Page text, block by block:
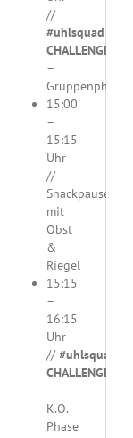
//
#uhlsquad
CHALLENGE
–
Gruppenphase
15:00
–
15:15
Uhr
//
Snackpause
mit
Obst
&
Riegel
15:15
–
16:15
Uhr
//#uhlsquad
CHALLENGE
–
K.O.
Phase